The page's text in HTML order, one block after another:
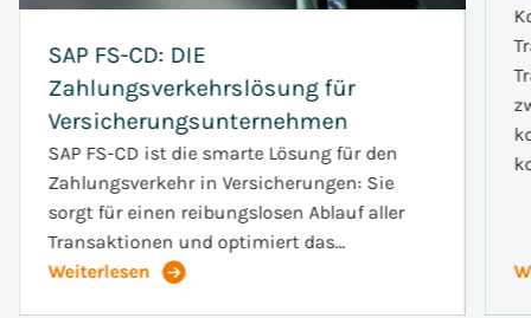
SAP FS-CD: DIE
Zahlungsverkehrslösung für
Versicherungsunternehmen
SAP FS-CD ist die smarte Lösung für den
Zahlungsverkehr in Versicherungen: Sie
sorgt für einen reibungslosen Ablauf aller
Transaktionen und optimiert das…
Weiterlesen